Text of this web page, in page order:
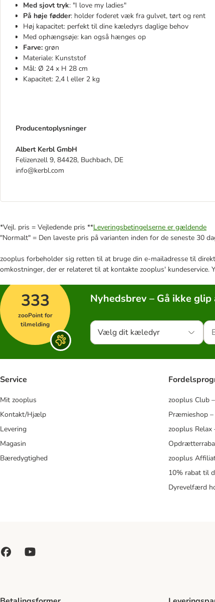
Med sjovt tryk: "I love my ladies"
På høje fødder: holder foderet væk fra gulvet, tørt og rent
Høj kapacitet: perfekt til dine kæledyrs daglige behov
Med ophængsøje: kan også hænges op
Farve: grøn
Materiale: Kunststof
Mål: Ø 24 x H 28 cm
Kapacitet: 2,4 l eller 2 kg
Producentoplysninger
Albert Kerbl GmbH
Felizenzell 9, 84428, Buchbach, DE
info@kerbl.com
*Vejl. pris = Vejledende pris **Leveringsbetingelserne er gældende
"Normalt" = Den laveste pris på varianten inden for de seneste 30
zooplus forbeholder sig retten til at bruge din e-mailadresse til
omkostninger, der er relateret til at kontakte zooplus' kundeservice.
333
zooPoint for
tilmelding
Nyhedsbrev – Gå ikke
Vælg dit kæledyr
Service
Mit zooplus
Kontakt/Hjælp
Levering
Magasin
Bæredygtighed
zooplus Club
Præmieshop
zooplus Relax
zooplus
10% rabat til
Dyrevelfærd